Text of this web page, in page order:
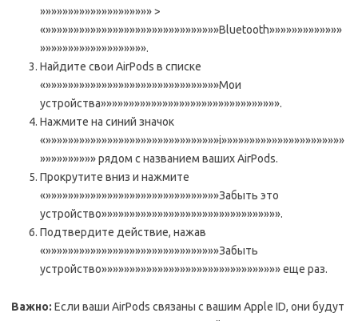
»»»»»»»»»»»»»»»»»»»» >
«»»»»»»»»»»»»»»»»»»»»»»»»»»»»»»»Bluetooth»»»»»»»»»»»»»
»»»»»»»»»»»»»»»»»»».
Найдите свои AirPods в списке
«»»»»»»»»»»»»»»»»»»»»»»»»»»»»»»»Мои
устройства»»»»»»»»»»»»»»»»»»»»»»»»»»»»»»»».
Нажмите на синий значок
«»»»»»»»»»»»»»»»»»»»»»»»»»»»»»»»i»»»»»»»»»»»»»»»»»»»»»»
»»»»»»»»»» рядом с названием ваших AirPods.
Прокрутите вниз и нажмите
«»»»»»»»»»»»»»»»»»»»»»»»»»»»»»»»Забыть это
устройство»»»»»»»»»»»»»»»»»»»»»»»»»»»»»»»».
Подтвердите действие, нажав
«»»»»»»»»»»»»»»»»»»»»»»»»»»»»»»»Забыть
устройство»»»»»»»»»»»»»»»»»»»»»»»»»»»»»»»» еще раз.
Важно: Если ваши AirPods связаны с вашим Apple ID, они будут